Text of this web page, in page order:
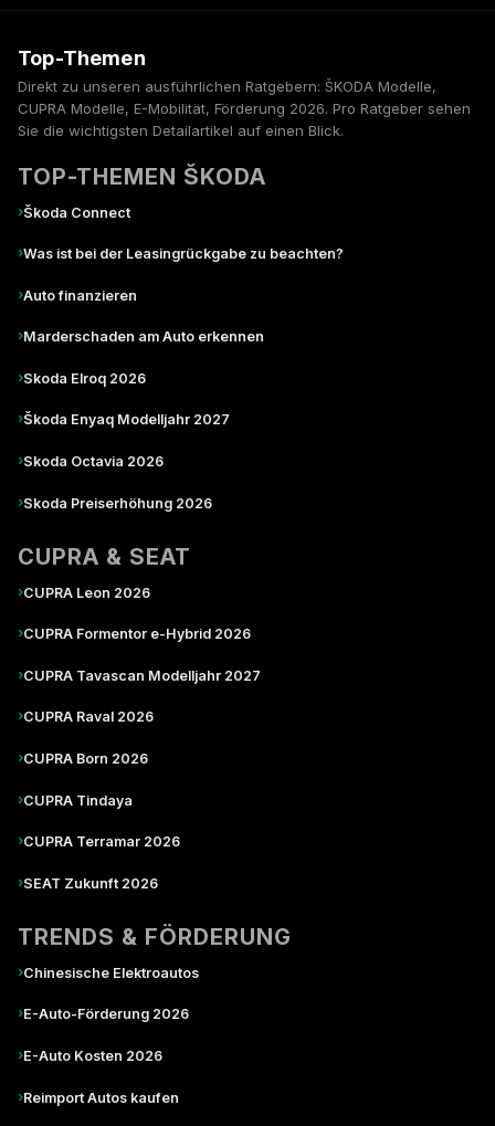
Top-Themen
Direkt zu unseren ausführlichen Ratgebern: ŠKODA Modelle,
CUPRA Modelle, E-Mobilität, Förderung 2026. Pro Ratgeber sehen
Sie die wichtigsten Detailartikel auf einen Blick.
TOP-THEMEN ŠKODA
›Škoda Connect
›Was ist bei der Leasingrückgabe zu beachten?
›Auto finanzieren
›Marderschaden am Auto erkennen
›Skoda Elroq 2026
›Škoda Enyaq Modelljahr 2027
›Skoda Octavia 2026
›Skoda Preiserhöhung 2026
CUPRA & SEAT
›CUPRA Leon 2026
›CUPRA Formentor e-Hybrid 2026
›CUPRA Tavascan Modelljahr 2027
›CUPRA Raval 2026
›CUPRA Born 2026
›CUPRA Tindaya
›CUPRA Terramar 2026
›SEAT Zukunft 2026
TRENDS & FÖRDERUNG
›Chinesische Elektroautos
›E-Auto-Förderung 2026
›E-Auto Kosten 2026
›Reimport Autos kaufen